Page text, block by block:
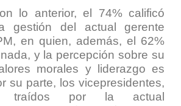
lo anterior, el 74% calificó
gestión del actual gerente
en quien, además, el 62%
y la percepción sobre su
morales y liderazgo es
su parte, los vicepresidentes,
traídos por la actual